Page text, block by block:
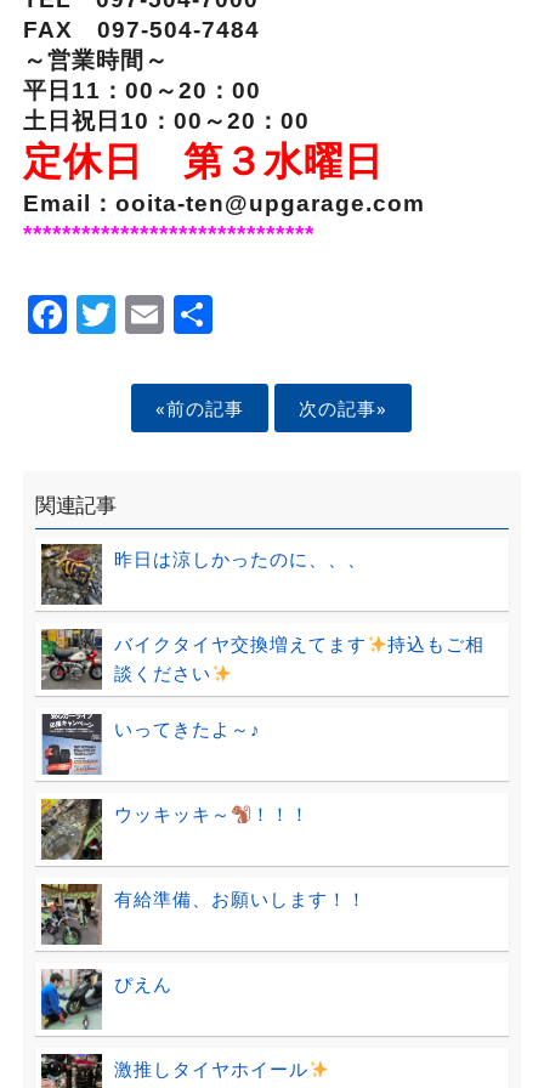
FAX 097-504-7484
～営業時間～
平日11：00～20：00
土日祝日10：00～20：00
定休日 第３水曜日
Email：ooita-ten@upgarage.com
******************************
Facebook
Twitter
EmailShare
«前の記事 次の記事»
関連記事
昨日は涼しかったのに、、、
バイクタイヤ交換増えてます
持込もご相
談ください
いってきたよ～♪
ウッキッキ～ ！！！
有給準備、お願いします！！
ぴえん
激推しタイヤホイール